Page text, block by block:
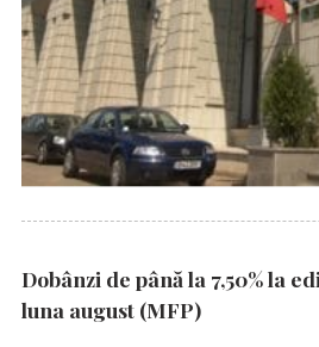
Dobânzi de până la 7,50% la
luna august (MFP)